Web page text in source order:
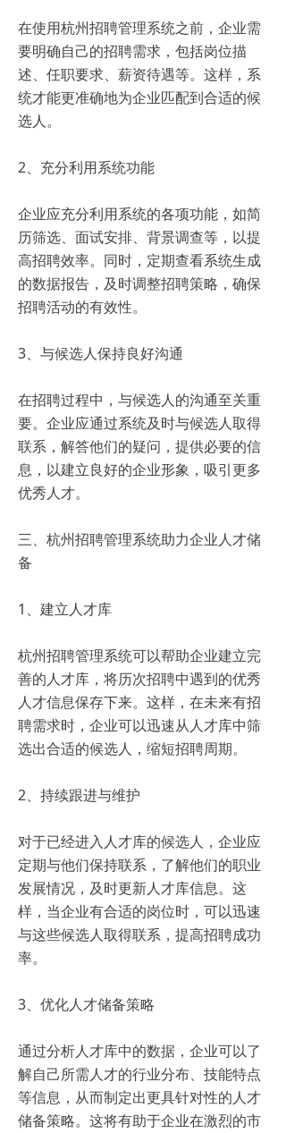
在使用杭州招聘管理系统之前，企业需
要明确自己的招聘需求，包括岗位描
述、任职要求、薪资待遇等。这样，系
统才能更准确地为企业匹配到合适的候
选人。
2、充分利用系统功能
企业应充分利用系统的各项功能，如简
历筛选、面试安排、背景调查等，以提
高招聘效率。同时，定期查看系统生成
的数据报告，及时调整招聘策略，确保
招聘活动的有效性。
3、与候选人保持良好沟通
在招聘过程中，与候选人的沟通至关重
要。企业应通过系统及时与候选人取得
联系，解答他们的疑问，提供必要的信
息，以建立良好的企业形象，吸引更多
优秀人才。
三、杭州招聘管理系统助力企业人才储
备
1、建立人才库
杭州招聘管理系统可以帮助企业建立完
善的人才库，将历次招聘中遇到的优秀
人才信息保存下来。这样，在未来有招
聘需求时，企业可以迅速从人才库中筛
选出合适的候选人，缩短招聘周期。
2、持续跟进与维护
对于已经进入人才库的候选人，企业应
定期与他们保持联系，了解他们的职业
发展情况，及时更新人才库信息。这
样，当企业有合适的岗位时，可以迅速
与这些候选人取得联系，提高招聘成功
率。
3、优化人才储备策略
通过分析人才库中的数据，企业可以了
解自己所需人才的行业分布、技能特点
等信息，从而制定出更具针对性的人才
储备策略。这将有助于企业在激烈的市